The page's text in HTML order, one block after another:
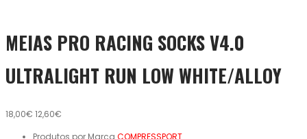
MEIAS PRO RACING SOCKS V4.0
ULTRALIGHT RUN LOW WHITE/ALLOY
18,00€ 12,60€